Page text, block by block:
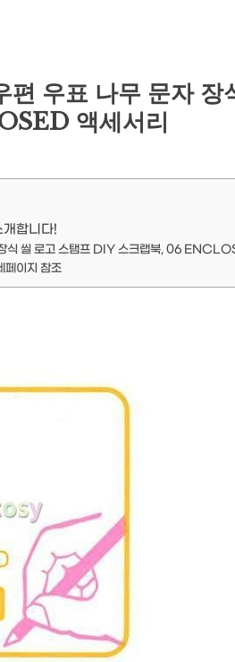
우표 나무 문자 장
액세서리
합니다!
씰 로고 스탬프 DIY 스크랩북, 06
이지 참조